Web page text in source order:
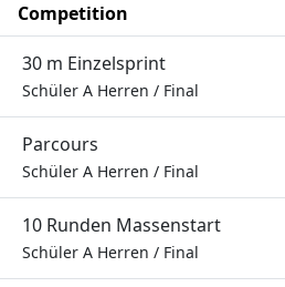
Competition
30 m Einzelsprint
Schüler A Herren / Final
Parcours
Schüler A Herren / Final
10 Runden Massenstart
Schüler A Herren / Final